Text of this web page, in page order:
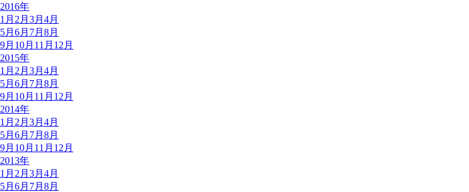
2016年
1月 2月 3月 4月
5月 6月 7月 8月
9月 10月 11月 12月
2015年
1月 2月 3月 4月
5月 6月 7月 8月
9月 10月 11月 12月
2014年
1月 2月 3月 4月
5月 6月 7月 8月
9月 10月 11月 12月
2013年
1月 2月 3月 4月
5月 6月 7月 8月